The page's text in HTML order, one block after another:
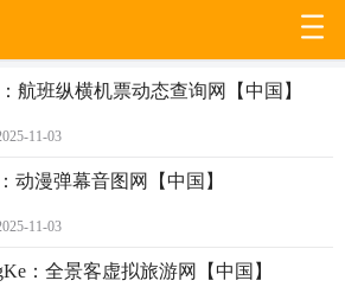
/
航班纵横机票动态查询网【中国】
11-03
动漫弹幕音图网【中国】
11-03
：全景客虚拟旅游网【中国】